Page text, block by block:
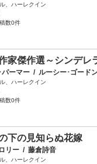
、ハーレクイン
数0件
家傑作選～シンデレ
パーマー / ルーシー･ゴード
、ハーレクイン
数0件
下の見知らぬ花嫁
リー / 藤倉詩音
、ハーレクイン